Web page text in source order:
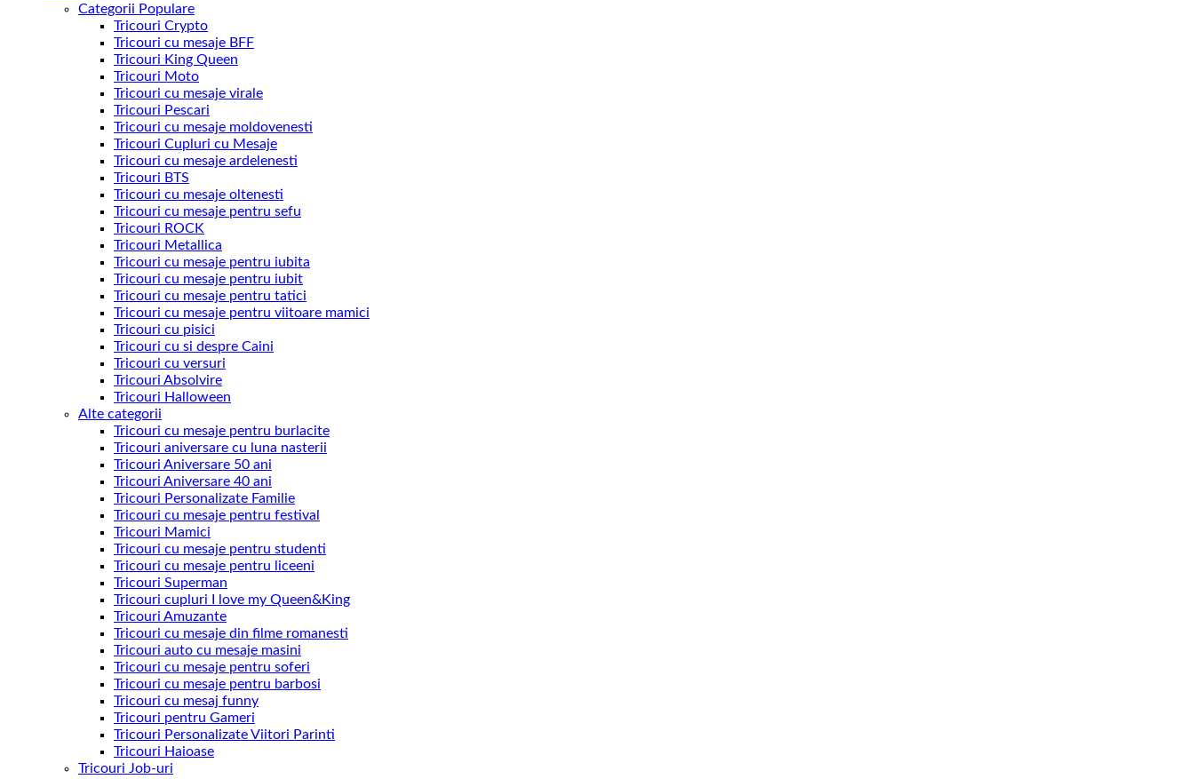
Categorii Populare
Tricouri Crypto
Tricouri cu mesaje BFF
Tricouri King Queen
Tricouri Moto
Tricouri cu mesaje virale
Tricouri Pescari
Tricouri cu mesaje moldovenesti
Tricouri Cupluri cu Mesaje
Tricouri cu mesaje ardelenesti
Tricouri BTS
Tricouri cu mesaje oltenesti
Tricouri cu mesaje pentru sefu
Tricouri ROCK
Tricouri Metallica
Tricouri cu mesaje pentru iubita
Tricouri cu mesaje pentru iubit
Tricouri cu mesaje pentru tatici
Tricouri cu mesaje pentru viitoare mamici
Tricouri cu pisici
Tricouri cu si despre Caini
Tricouri cu versuri
Tricouri Absolvire
Tricouri Halloween
Alte categorii
Tricouri cu mesaje pentru burlacite
Tricouri aniversare cu luna nasterii
Tricouri Aniversare 50 ani
Tricouri Aniversare 40 ani
Tricouri Personalizate Familie
Tricouri cu mesaje pentru festival
Tricouri Mamici
Tricouri cu mesaje pentru studenti
Tricouri cu mesaje pentru liceeni
Tricouri Superman
Tricouri cupluri I love my Queen&King
Tricouri Amuzante
Tricouri cu mesaje din filme romanesti
Tricouri auto cu mesaje masini
Tricouri cu mesaje pentru soferi
Tricouri cu mesaje pentru barbosi
Tricouri cu mesaj funny
Tricouri pentru Gameri
Tricouri Personalizate Viitori Parinti
Tricouri Haioase
Tricouri Job-uri